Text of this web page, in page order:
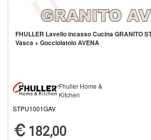
FHULLER Lavello incasso Cucina GRANITO
Vasca + Gocciolatoio AVENA
Fhuller Home &
Kitchen
STPU1001GAV
182,00